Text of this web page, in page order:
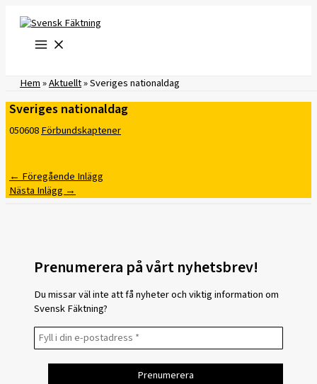
innehåll
Hem»Aktuellt»Sveriges nationaldag
Sveriges nationaldag
050608Förbundskaptener
← Föregående Inlägg
Nästa Inlägg →
Prenumerera på vårt nyhetsbrev!
Du missar väl inte att få nyheter och viktig information om
Svensk Fäktning?